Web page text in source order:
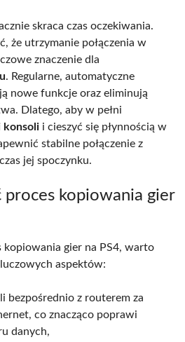
skraca czas oczekiwania.
że utrzymanie połączenia w
znaczenie dla
. Regularne, automatyczne
nowe funkcje oraz eliminują
Dlatego, aby w pełni
konsoli i cieszyć się płynnością w
stabilne połączenie z
jej spoczynku.
proces kopiowania gier
kopiowania gier na PS4, warto
aspektów:
bezpośrednio z routerem za
co znacząco poprawi
danych,